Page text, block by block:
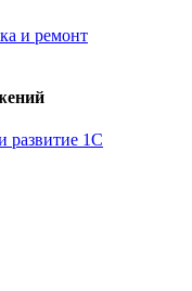
и ремонт
развитие 1С